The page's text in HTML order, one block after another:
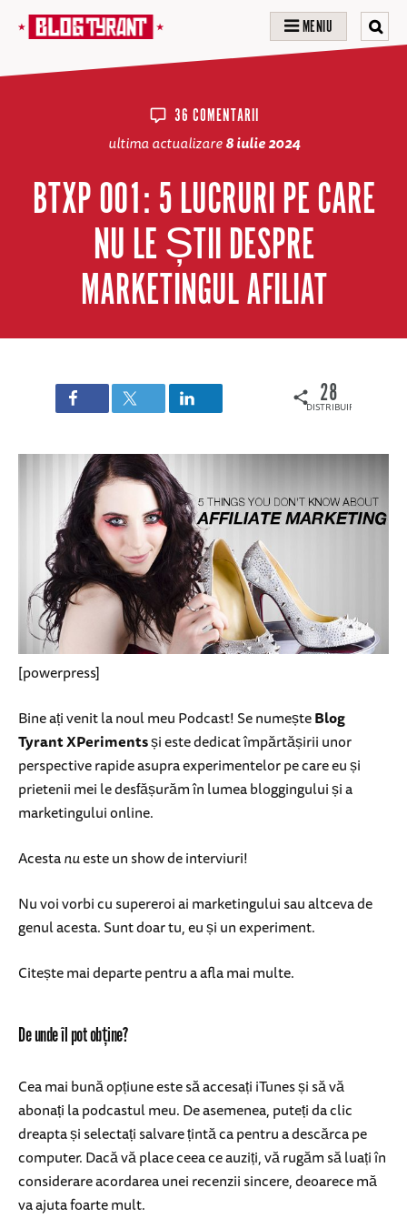
MENIU
36 COMENTARII
ultima actualizare8 iulie 2024
BTXP 001: 5 LUCRURI PE CARE
NU LE ȘTII DESPRE
MARKETINGUL AFILIAT
DISTRIBUIRI
28
[powerpress]
Bine ați venit la noul meu Podcast! Se numeșteBlog
Tyrant XPerimentsși este dedicat împărtășirii unor
perspective rapide asupra experimentelor pe care eu și
prietenii mei le desfășurăm în lumea bloggingului și a
marketingului online.
Acestanueste un show de interviuri!
Nu voi vorbi cu supereroi ai marketingului sau altceva de
genul acesta. Sunt doar tu, eu și un experiment.
Citește mai departe pentru a afla mai multe.
De unde îl pot obține?
Cea mai bună opțiune este să accesați iTunes și să vă
abonați la podcastul meu. De asemenea, puteți da clic
dreapta și selectați salvare țintă ca pentru a descărca pe
computer. Dacă vă place ceea ce auziți, vă rugăm să luați în
considerare acordarea unei recenzii sincere, deoarece mă
va ajuta foarte mult.